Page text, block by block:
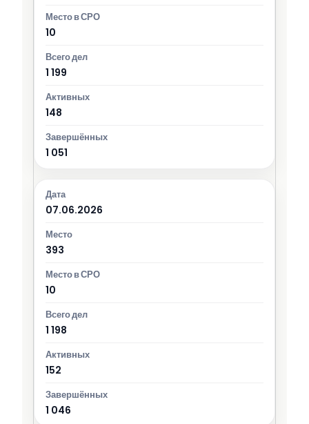
10
1 199
148
1 051
07.06.2026
393
10
1 198
152
1 046